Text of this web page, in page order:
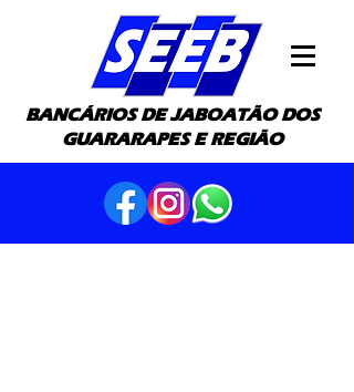
BANCÁRIOS DE JABOATÃO DOS
GUARARAPES E REGIÃO